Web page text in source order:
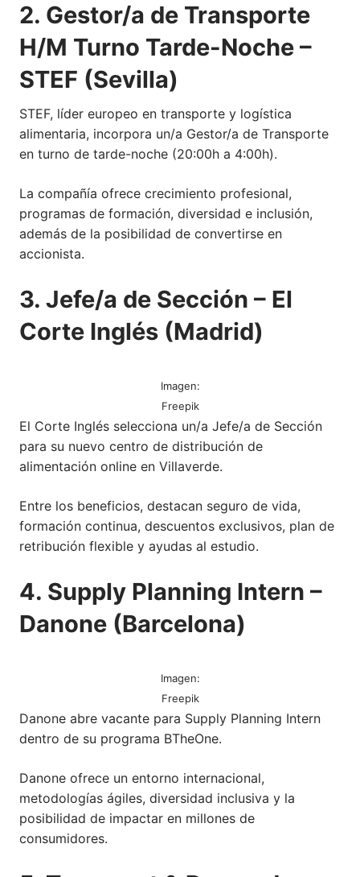
2. Gestor/a de Transporte
H/M Turno Tarde-Noche –
STEF (Sevilla)
STEF, líder europeo en transporte y logística
alimentaria, incorpora un/a Gestor/a de Transporte
en turno de tarde-noche (20:00h a 4:00h).
La compañía ofrece crecimiento profesional,
programas de formación, diversidad e inclusión,
además de la posibilidad de convertirse en
accionista.
3. Jefe/a de Sección – El
Corte Inglés (Madrid)
Imagen:
Freepik
El Corte Inglés selecciona un/a Jefe/a de Sección
para su nuevo centro de distribución de
alimentación online en Villaverde.
Entre los beneficios, destacan seguro de vida,
formación continua, descuentos exclusivos, plan de
retribución flexible y ayudas al estudio.
4. Supply Planning Intern –
Danone (Barcelona)
Imagen:
Freepik
Danone abre vacante para Supply Planning Intern
dentro de su programa BTheOne.
Danone ofrece un entorno internacional,
metodologías ágiles, diversidad inclusiva y la
posibilidad de impactar en millones de
consumidores.